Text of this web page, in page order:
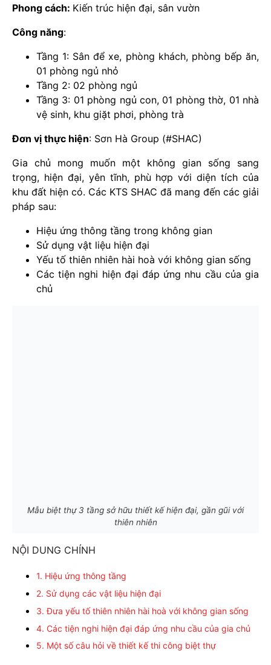
Phong cách: Kiến trúc hiện đại, sân vườn
Công năng:
Tầng 1: Sân để xe, phòng khách, phòng bếp ăn,
01 phòng ngủ nhỏ
Tầng 2: 02 phòng ngủ
Tầng 3: 01 phòng ngủ con, 01 phòng thờ, 01 nhà
vệ sinh, khu giặt phơi, phòng trà
Đơn vị thực hiện: Sơn Hà Group (#SHAC)
Gia chủ mong muốn một không gian sống sang
trọng, hiện đại, yên tĩnh, phù hợp với diện tích của
khu đất hiện có. Các KTS SHAC đã mang đến các giải
pháp sau:
Hiệu ứng thông tầng trong không gian
Sử dụng vật liệu hiện đại
Yếu tố thiên nhiên hài hoà với không gian sống
Các tiện nghi hiện đại đáp ứng nhu cầu của gia
chủ
Mẫu biệt thự 3 tầng sở hữu thiết kế hiện đại, gần gũi với
thiên nhiên
NỘI DUNG CHÍNH
1. Hiệu ứng thông tầng
2. Sử dụng các vật liệu hiện đại
3. Đưa yếu tố thiên nhiên hài hoà với không gian sống
4. Các tiện nghi hiện đại đáp ứng nhu cầu của gia chủ
5. Một số câu hỏi về thiết kế thi công biệt thự